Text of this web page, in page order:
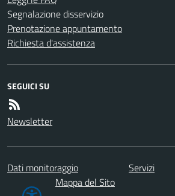
Segnalazione disservizio
Prenotazione appuntamento
Richiesta d'assistenza
SEGUICI SU
Newsletter
Dati monitoraggio Servizi
Mappa del Sito